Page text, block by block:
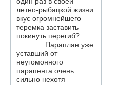
летно-рыбацкой жизни
вкус огромнейшего
теремка заставить
покинуть перегиб?
Параплан уже
уставший от
неугомонного
парапента очень
сильно нехотя